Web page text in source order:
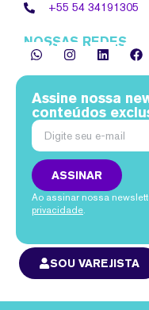
+55 54 34191305
NOSSAS REDES
Assine nossa
conteúdos
ASSINAR
Ao assinar nossa
privacidade.
SOU VAREJISTA